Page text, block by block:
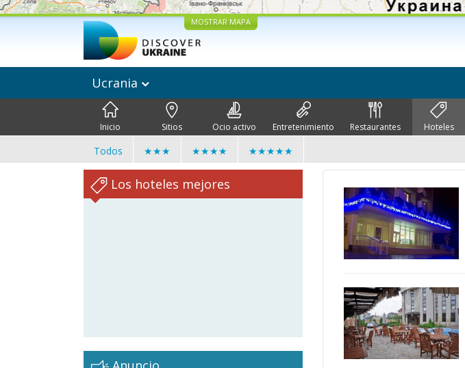
MOSTRAR MAPA
Ucrania
Inicio Sitios Ocio activo Entretenimiento Restaurantes Hoteles
Todos ★★★ ★★★★ ★★★★★
Los hoteles mejores